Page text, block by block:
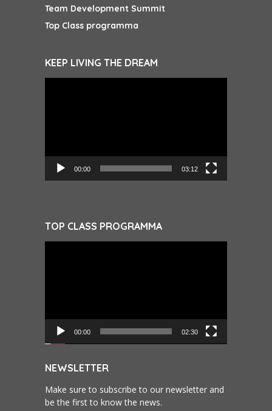
Team Development Summit
Top Class programma
KEEP LIVING THE DREAM
00:00 03:12
TOP CLASS PROGRAMMA
00:00 02:30
NEWSLETTER
Make sure to subscribe to our newsletter and
be the first to know the news.